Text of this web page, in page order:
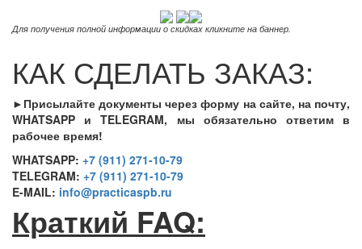
Для получения полной информации о скидках кликните на баннер.
КАК СДЕЛАТЬ ЗАКАЗ:
►Присылайте документы через форму на сайте, на почту,
WHATSAPP и TELEGRAM, мы обязательно ответим в
рабочее время!
WHATSAPP: +7 (911) 271-10-79
TELEGRAM: +7 (911) 271-10-79
E-MAIL: info@practicaspb.ru
Краткий FAQ: